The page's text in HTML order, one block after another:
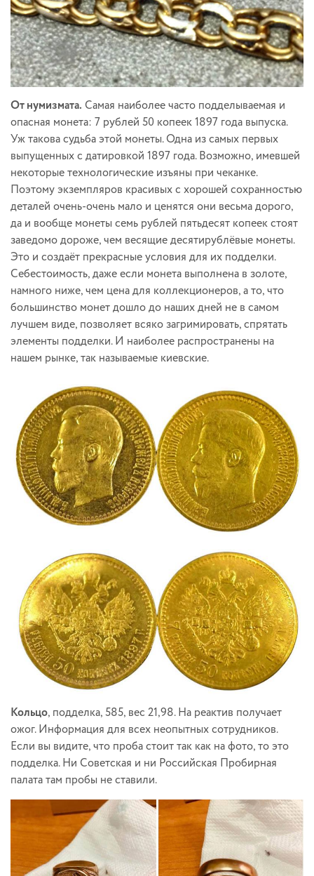
От нумизмата. Самая наиболее часто подделываемая и
опасная монета: 7 рублей 50 копеек 1897 года выпуска.
Уж такова судьба этой монеты. Одна из самых первых
выпущенных с датировкой 1897 года. Возможно, имевшей
некоторые технологические изъяны при чеканке.
Поэтому экземпляров красивых с хорошей сохранностью
деталей очень-очень мало и ценятся они весьма дорого,
да и вообще монеты семь рублей пятьдесят копеек стоят
заведомо дороже, чем весящие десятирублёвые монеты.
Это и создаёт прекрасные условия для их подделки.
Себестоимость, даже если монета выполнена в золоте,
намного ниже, чем цена для коллекционеров, а то, что
большинство монет дошло до наших дней не в самом
лучшем виде, позволяет всяко загримировать, спрятать
элементы подделки. И наиболее распространены на
нашем рынке, так называемые киевские.
Кольцо, подделка, 585, вес 21,98. На реактив получает
ожог. Информация для всех неопытных сотрудников.
Если вы видите, что проба стоит так как на фото, то это
подделка. Ни Советская и ни Российская Пробирная
палата там пробы не ставили.